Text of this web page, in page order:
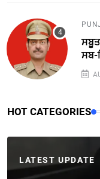
ਸਬ-
HOT CATEGORIES
LATEST UPDATE